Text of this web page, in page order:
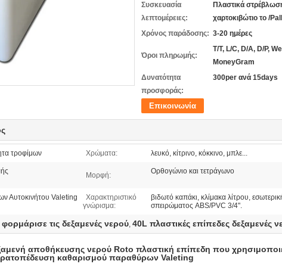
Συσκευασία
λεπτομέρειες:
Πλαστικά
χαρτοκιβώτιο το /
Χρόνος παράδοσης: 3-20 ημέρες
Όροι πληρωμής:
T/T, L/C, D/A, D/P,
MoneyGram
Δυνατότητα
προσφοράς:
300per ανά 15days
Επικοινωνία
τροφίμων Χρώματα: λευκό, κίτρινο, κόκκινο, μπλε...
Μορφή: Ορθογώνιο και τετράγωνο
Αυτοκινήτου Valeting
Χαρακτηριστικό
γνώρισμα:
βιδωτό καπάκι, κλίμακα λίτρου,
σπειρώματος ABS/PVC 3/4".
τις δεξαμενές νερού, 40L πλαστικές επίπεδες δεξαμενές
αποθήκευσης νερού Roto πλαστική επίπεδη που
καθαρισμού παραθύρων Valeting